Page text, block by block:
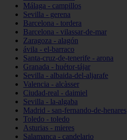
Málaga - campillos
Sevilla - gerena
Barcelona - tordera
Barcelona - vilassar-de-mar
Zaragoza - alagón
ávila - el-barraco
Santa-cruz-de-tenerife - arona
Granada - huétor-tájar
Sevilla - albaida-del-aljarafe
Valencia - alcàsser
Ciudad-real - daimiel
Sevilla - la-algaba
Madrid - san-fernando-de-henares
Toledo - toledo
Asturias - mieres
Salamanca - candelario